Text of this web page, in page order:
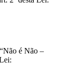
é Não –